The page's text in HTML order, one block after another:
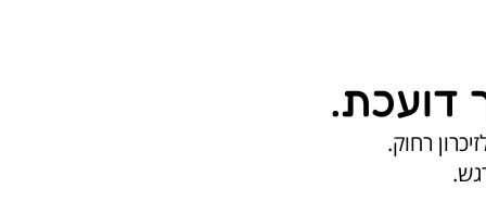
דועכת.
רחוק.